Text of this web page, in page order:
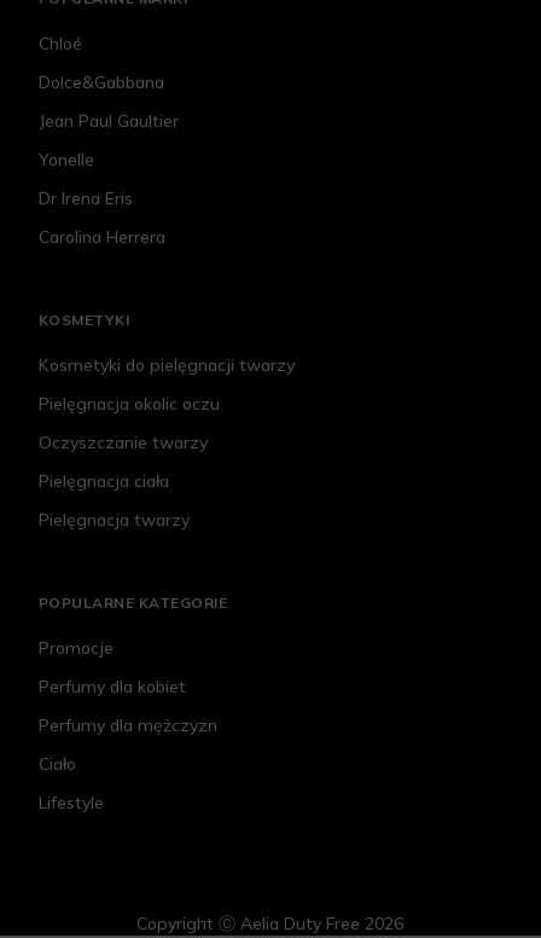
Chloé
Dolce&Gabbana
Jean Paul Gaultier
Yonelle
Dr Irena Eris
Carolina Herrera
KOSMETYKI
Kosmetyki do pielęgnacji twarzy
Pielęgnacja okolic oczu
Oczyszczanie twarzy
Pielęgnacja ciała
Pielęgnacja twarzy
POPULARNE KATEGORIE
Promocje
Perfumy dla kobiet
Perfumy dla mężczyzn
Ciało
Lifestyle
Copyright Ⓒ Aelia Duty Free 2026